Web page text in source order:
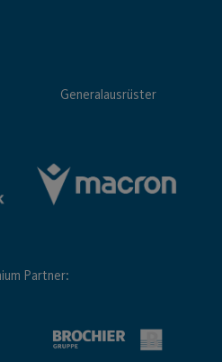
Generalausrüster
Partner: